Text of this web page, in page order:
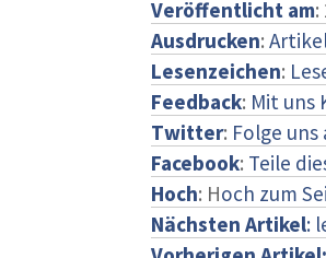
Veröffentlicht am:
Ausdrucken:
Lesenzeichen:
Feedback: Mit uns
Twitter: Folge
Facebook: Teile
Hoch: Hoch zum
Nächsten Artikel: